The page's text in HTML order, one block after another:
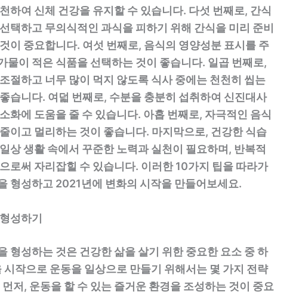
하여 신체 건강을 유지할 수 있습니다. 다섯 번째로, 간식
택하고 무의식적인 과식을 피하기 위해 간식을 미리 준비
이 중요합니다. 여섯 번째로, 음식의 영양성분 표시를 주
물이 적은 식품을 선택하는 것이 좋습니다. 일곱 번째로,
절하고 너무 많이 먹지 않도록 식사 중에는 천천히 씹는
습니다. 여덟 번째로, 수분을 충분히 섭취하여 신진대사
화에 도움을 줄 수 있습니다. 아홉 번째로, 자극적인 음식
이고 멀리하는 것이 좋습니다. 마지막으로, 건강한 식습
상 생활 속에서 꾸준한 노력과 실천이 필요하며, 반복적
로써 자리잡힐 수 있습니다. 이러한 10가지 팁을 따라가
형성하고 2021년에 변화의 시작을 만들어보세요.
성하기
형성하는 것은 건강한 삶을 살기 위한 중요한 요소 중 하
작으로 운동을 일상으로 만들기 위해서는 몇 가지 전략
저, 운동을 할 수 있는 즐거운 환경을 조성하는 것이 중요